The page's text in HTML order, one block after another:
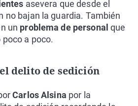
asevera que desde el
no bajan la guardia. También
un problema de personal que
a poco.
delito de sedición
Carlos Alsina por la